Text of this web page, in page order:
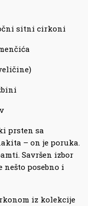
sitni cirkoni
prsten sa
– on je poruka.
Savršen izbor
nešto posebno i
iz kolekcije